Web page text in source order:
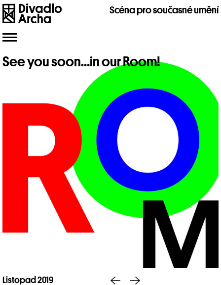
Scéna pro současné umění
Toggle
navigation
See you soon…in our Room!
Listopad 2019